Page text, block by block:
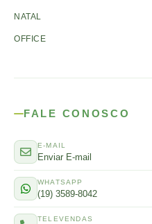
NATAL
OFFICE
FALE CONOSCO
E-MAIL
Enviar E-mail
WHATSAPP
(19) 3589-8042
TELEVENDAS